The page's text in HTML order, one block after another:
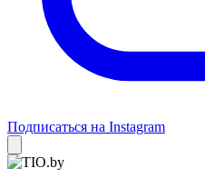
Подписаться на Instagram